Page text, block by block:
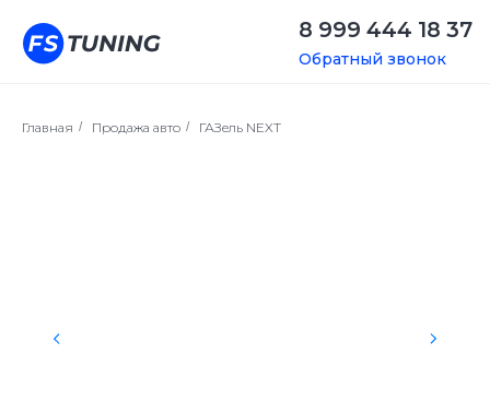
8 999 444 18 37
Обратный звонок
Главная / Продажа авто / ГАЗель NEXT